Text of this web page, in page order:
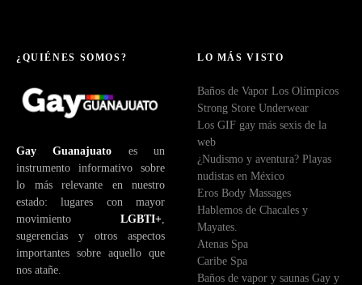
¿QUIÉNES SOMOS?
Gay Guanajuato es un
instrumento informativo sobre
lo más relevante en nuestro
estado: lugares con mayor
movimiento LGBTI+
sugerencias y otros aspectos
importantes sobre aquello que
nos atañe.
LO MÁS VISTO
Baños de Vapor Los Olímpicos
Strong Store Underwear
Los GIF gay más sexis de la
web
¿Nudismo y aventura? Playas
nudistas en México
Eros Body Massages
Hablemos de Chacales y
Mayates.
Atenas Spa
Caribe Spa
Baños de vapor y saunas Gay y